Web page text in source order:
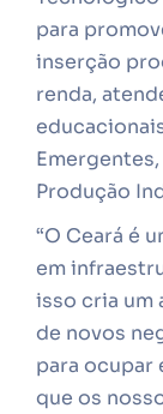
para
inserção
renda,
Produção
“O Ceará é
em
isso cria um
de novos
para ocupar
que os